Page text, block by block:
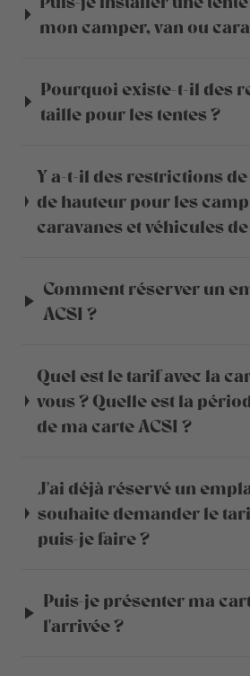
mon camper, van ou
Pourquoi existe-t-il des
taille pour les tentes ?
Y a-t-il des restrictions
de hauteur pour les
caravanes et véhicules
Comment réserver un
ACSI ?
Quel est le tarif avec la
vous ? Quelle est la
de ma carte ACSI ?
J'ai déjà réservé un
souhaite demander le
puis-je faire ?
Puis-je présenter ma
l'arrivée ?